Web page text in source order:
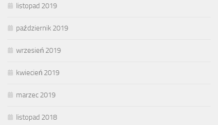
listopad 2019
październik 2019
wrzesień 2019
kwiecień 2019
marzec 2019
listopad 2018